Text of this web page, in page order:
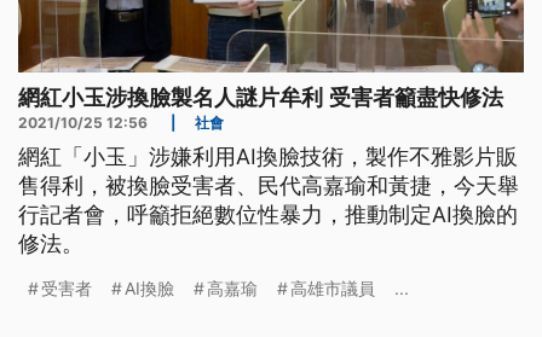
網紅小玉涉換臉製名人謎片牟利 受害者籲盡快修法
2021/10/25 12:56 社會
網紅「小玉」涉嫌利用AI換臉技術，製作不雅影片販
售得利，被換臉受害者、民代高嘉瑜和黃捷，今天舉
行記者會，呼籲拒絕數位性暴力，推動制定AI換臉的
修法。
受害者 AI換臉 高嘉瑜 高雄市議員 ...